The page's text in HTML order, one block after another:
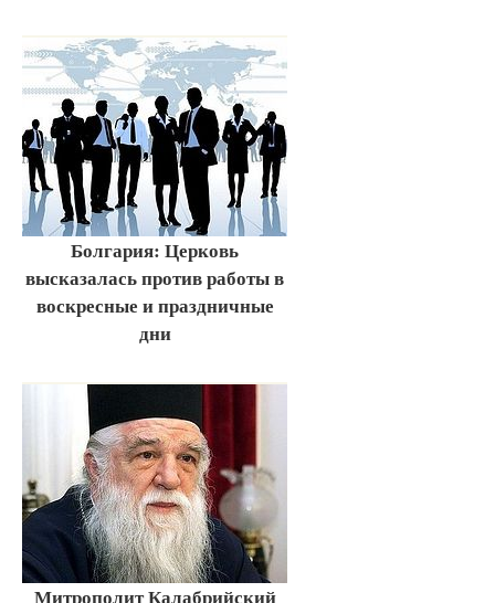
Болгария: Церковь
высказалась против работы в
воскресные и праздничные
дни
Митрополит Калабрийский